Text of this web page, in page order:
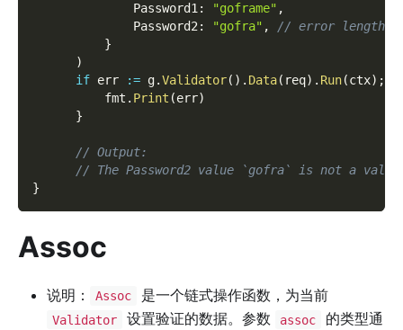
              Password1
: "goframe" ,
              Password2
: "gofra" ,
// error length
}
)
if err := g.Validator( ) . Data( req) . Run(ctx) ;
          fmt
. Print (err)
}
// Output:
// The Password2 value `gofra` is not a valid
}
Assoc
说明： Assoc 是一个链式操作函数，为当前
Validator 设置验证的数据。参数 assoc
的类型通